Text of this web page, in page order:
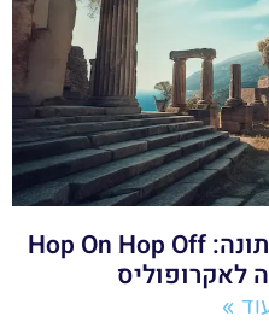
אוטובוס התיירים של אתונה: Hop On Hop Off
לאקרופוליס
»